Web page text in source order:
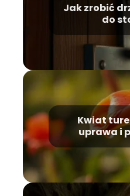
Jak zrobić
do
Kwiat
uprawa i